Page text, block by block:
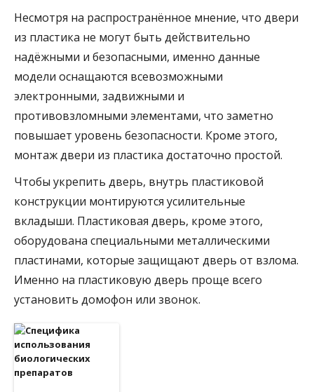
Несмотря на распространённое мнение, что двери
из пластика не могут быть действительно
надёжными и безопасными, именно данные
модели оснащаются всевозможными
электронными, задвижными и
противовзломными элементами, что заметно
повышает уровень безопасности. Кроме этого,
монтаж двери из пластика достаточно простой.
Чтобы укрепить дверь, внутрь пластиковой
конструкции монтируются усилительные
вкладыши. Пластиковая дверь, кроме этого,
оборудована специальными металлическими
пластинами, которые защищают дверь от взлома.
Именно на пластиковую дверь проще всего
установить домофон или звонок.